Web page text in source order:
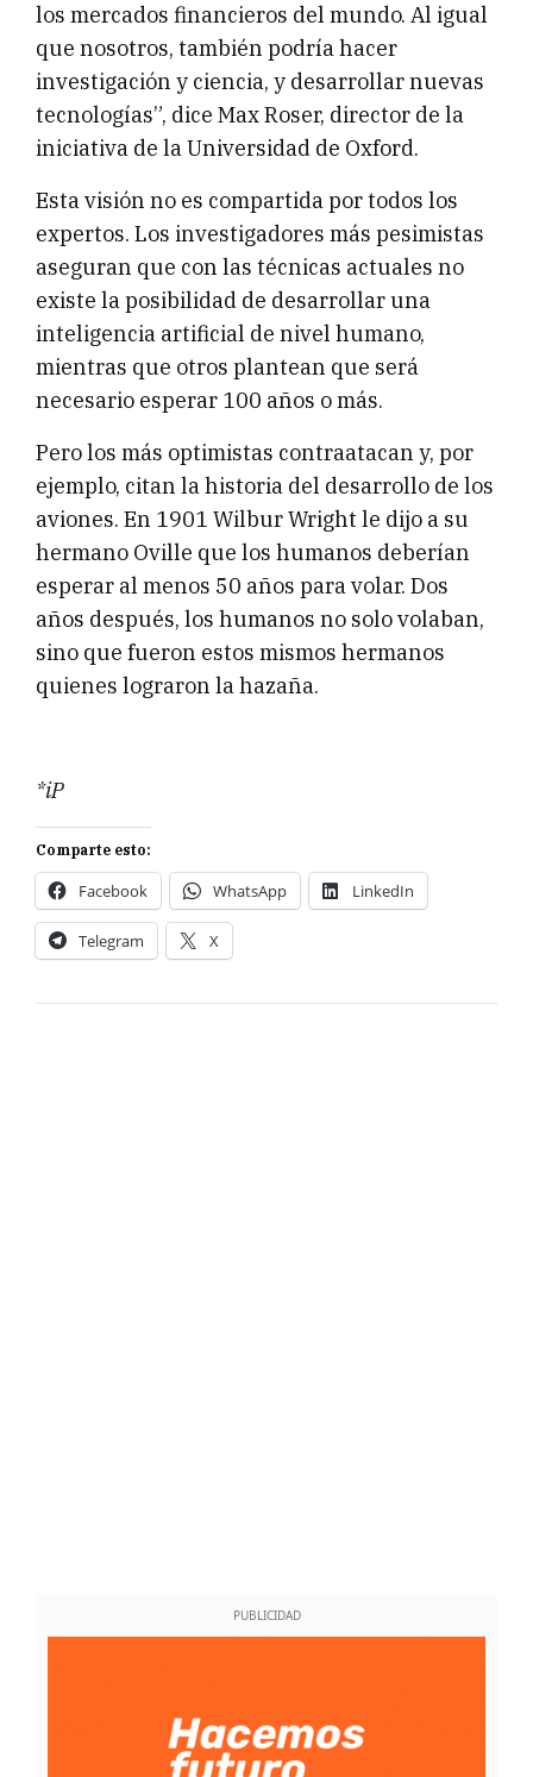
los mercados financieros del mundo. Al igual
que nosotros, también podría hacer
investigación y ciencia, y desarrollar nuevas
tecnologías”, dice Max Roser, director de la
iniciativa de la Universidad de Oxford.
Esta visión no es compartida por todos los
expertos. Los investigadores más pesimistas
aseguran que con las técnicas actuales no
existe la posibilidad de desarrollar una
inteligencia artificial de nivel humano,
mientras que otros plantean que será
necesario esperar 100 años o más.
Pero los más optimistas contraatacan y, por
ejemplo, citan la historia del desarrollo de los
aviones. En 1901 Wilbur Wright le dijo a su
hermano Oville que los humanos deberían
esperar al menos 50 años para volar. Dos
años después, los humanos no solo volaban,
sino que fueron estos mismos hermanos
quienes lograron la hazaña.
*iP
Comparte esto:
Facebook WhatsApp LinkedIn
Telegram X